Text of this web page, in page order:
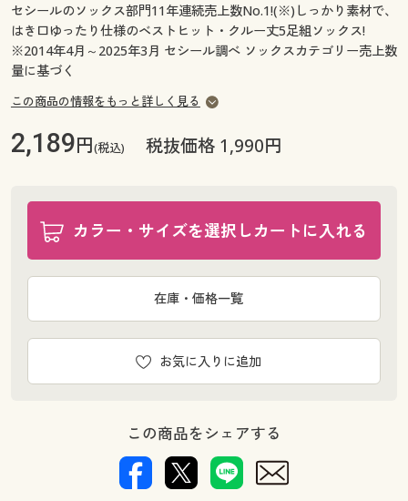
ご利用ガイド
よくある質問とお問い合わせ
よくある質問とお問い合わせ
セシールのソックス部門11年連続売上数No.1!(※)しっかり素材で、
はき口ゆったり仕様のベストヒット・クルー丈5足組ソックス!
※2014年4月～2025年3月 セシール調べ ソックスカテゴリー売上数
量に基づく
この商品の情報をもっと詳しく見る
2,189円(税込) 税抜価格 1,990円
カラー・サイズを選択しカートに入れる
お気に入りに追加
在庫・価格一覧
この商品をシェアする